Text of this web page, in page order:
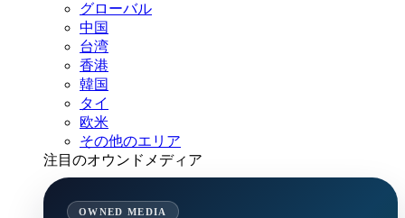
グローバル
中国
台湾
香港
韓国
タイ
欧米
その他のエリア
注目のオウンドメディア
OWNED MEDIA